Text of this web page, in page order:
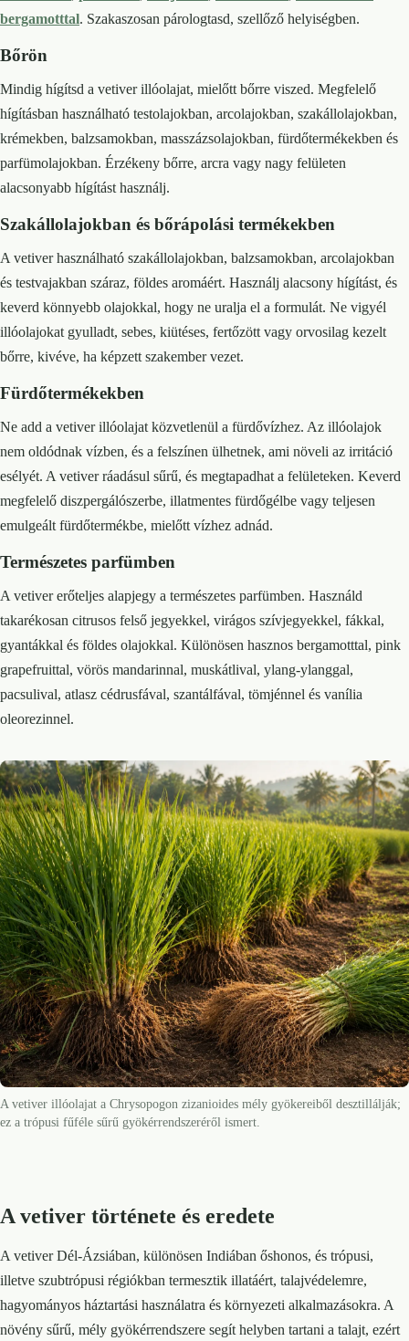
bergamotttal. Szakaszosan párologtasd, szellőző helyiségben.
Bőrön
Mindig hígítsd a vetiver illóolajat, mielőtt bőrre viszed. Megfelelő
hígításban használható testolajokban, arcolajokban, szakállolajokban,
krémekben, balzsamokban, masszázsolajokban, fürdőtermékekben és
parfümolajokban. Érzékeny bőrre, arcra vagy nagy felületen
alacsonyabb hígítást használj.
Szakállolajokban és bőrápolási termékekben
A vetiver használható szakállolajokban, balzsamokban, arcolajokban
és testvajakban száraz, földes aromáért. Használj alacsony hígítást, és
keverd könnyebb olajokkal, hogy ne uralja el a formulát. Ne vigyél
illóolajokat gyulladt, sebes, kiütéses, fertőzött vagy orvosilag kezelt
bőrre, kivéve, ha képzett szakember vezet.
Fürdőtermékekben
Ne add a vetiver illóolajat közvetlenül a fürdővízhez. Az illóolajok
nem oldódnak vízben, és a felszínen ülhetnek, ami növeli az irritáció
esélyét. A vetiver ráadásul sűrű, és megtapadhat a felületeken. Keverd
megfelelő diszpergálószerbe, illatmentes fürdőgélbe vagy teljesen
emulgeált fürdőtermékbe, mielőtt vízhez adnád.
Természetes parfümben
A vetiver erőteljes alapjegy a természetes parfümben. Használd
takarékosan citrusos felső jegyekkel, virágos szívjegyekkel, fákkal,
gyantákkal és földes olajokkal. Különösen hasznos bergamotttal, pink
grapefruittal, vörös mandarinnal, muskátlival, ylang-ylanggal,
pacsulival, atlasz cédrusfával, szantálfával, tömjénnel és vanília
oleorezinnel.
A vetiver illóolajat a Chrysopogon zizanioides mély gyökereiből desztillálják;
ez a trópusi fűféle sűrű gyökérrendszeréről ismert.
A vetiver története és eredete
A vetiver Dél-Ázsiában, különösen Indiában őshonos, és trópusi,
illetve szubtrópusi régiókban termesztik illatáért, talajvédelemre,
hagyományos háztartási használatra és környezeti alkalmazásokra. A
növény sűrű, mély gyökérrendszere segít helyben tartani a talajt, ezért